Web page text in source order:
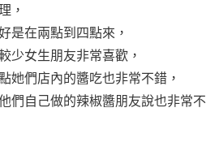
，
是在兩點到四點來，
少女生朋友非常喜歡，
她們店內的醬吃也非常不錯，
們自己做的辣椒醬朋友說也非常不